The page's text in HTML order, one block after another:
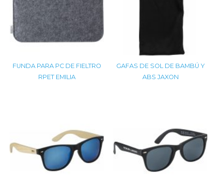
FUNDA PARA PC DE FIELTRO
RPET EMILIA
GAFAS DE SOL DE BAMBÚ Y
ABS JAXON